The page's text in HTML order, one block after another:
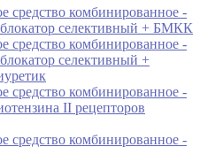
средство комбинированное -
селективный + БМКК
средство комбинированное -
селективный +
средство комбинированное -
II рецепторов
средство комбинированное -